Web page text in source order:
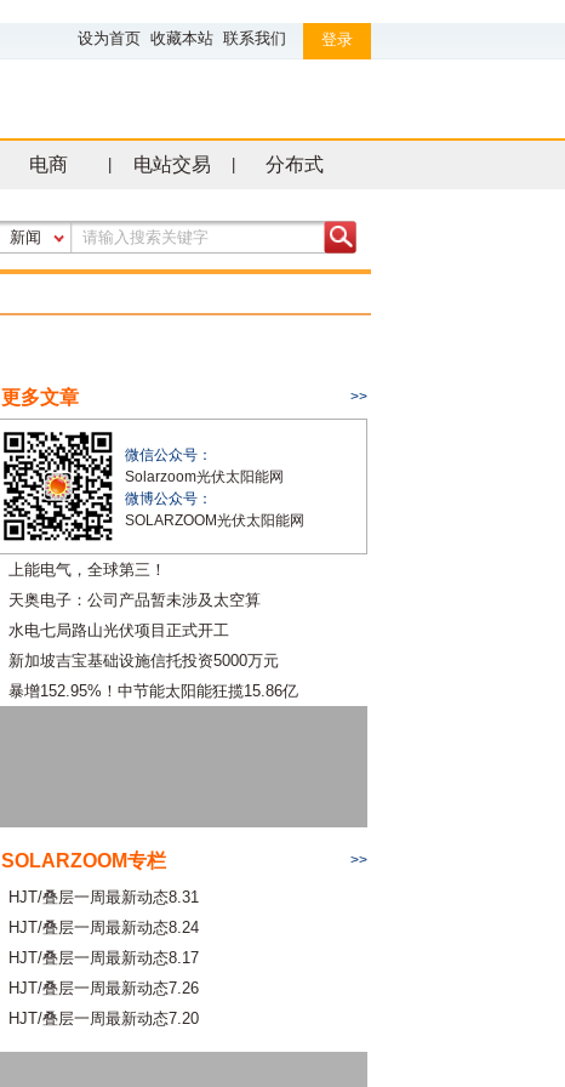
设为首页 收藏本站 联系我们 登录
电商 电站交易 分布式
新闻
更多文章 >>
微信公众号：
Solarzoom光伏太阳能网
微博公众号：
SOLARZOOM光伏太阳能网
上能电气，全球第三！
天奥电子：公司产品暂未涉及太空算
水电七局路山光伏项目正式开工
新加坡吉宝基础设施信托投资5000万元
暴增152.95%！中节能太阳能狂揽15.86亿
SOLARZOOM专栏 >>
HJT/叠层一周最新动态8.31
HJT/叠层一周最新动态8.24
HJT/叠层一周最新动态8.17
HJT/叠层一周最新动态7.26
HJT/叠层一周最新动态7.20